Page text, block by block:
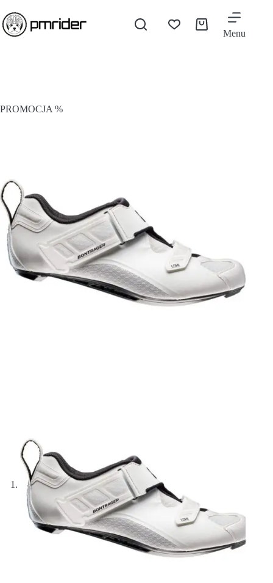
Menu
PROMOCJA %